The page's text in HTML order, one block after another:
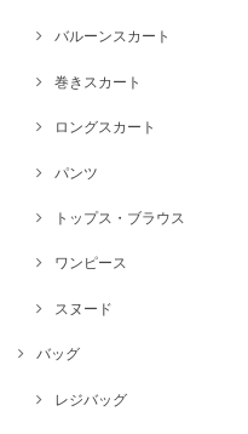
バルーンスカート
巻きスカート
ロングスカート
パンツ
トップス・ブラウス
ワンピース
スヌード
バッグ
レジバッグ